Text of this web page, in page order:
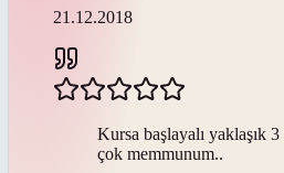
21.12.2018
Kursa başlayalı yaklaşık
çok memmunum..